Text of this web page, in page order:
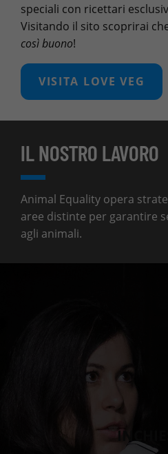
speciali con ricettari
Visitando il sito scoprirai
così buono!
VISITA LOVE VEG
IL NOSTRO LAVORO
Animal Equality opera
aree distinte per garantire
agli animali.